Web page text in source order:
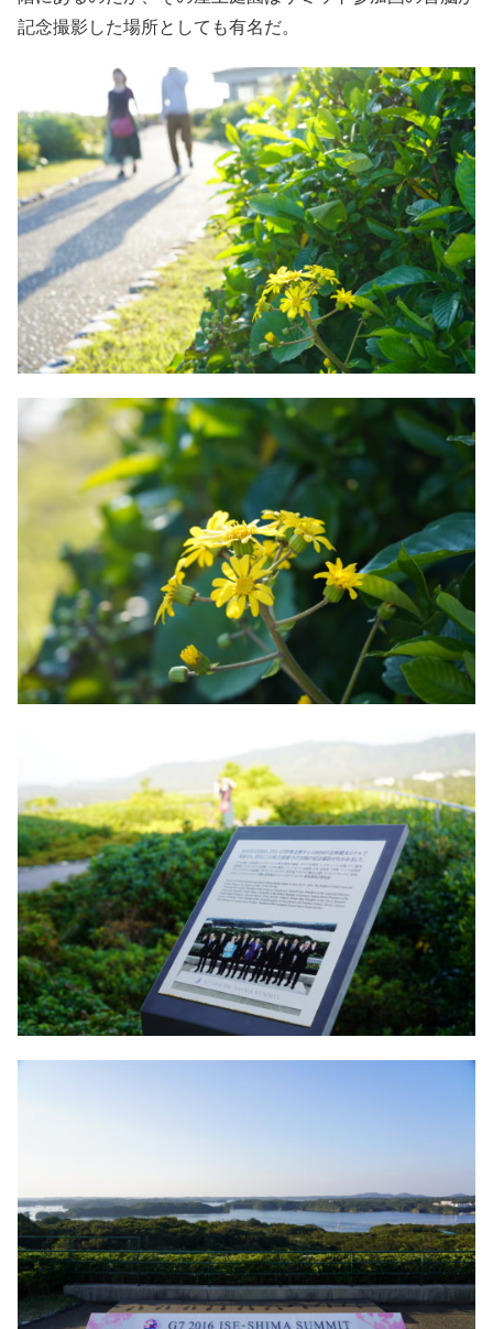
記念撮影した場所としても有名だ。